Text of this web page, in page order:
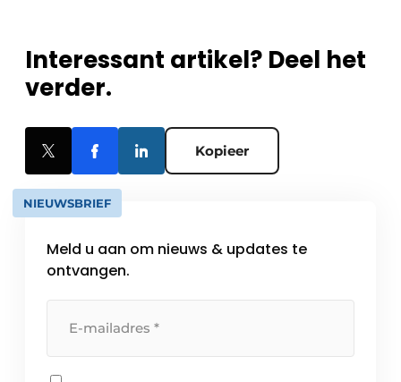
Interessant artikel? Deel het
verder.
Kopieer
NIEUWSBRIEF
Meld u aan om nieuws & updates te
ontvangen.